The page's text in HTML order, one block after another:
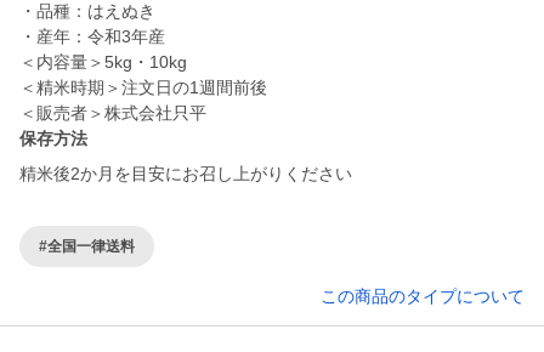
・品種：はえぬき
・産年：令和3年産
＜内容量＞5kg・10kg
＜精米時期＞注文日の1週間前後
＜販売者＞株式会社只平
保存方法
精米後2か月を目安にお召し上がりください
#全国一律送料
この商品のタイプについて